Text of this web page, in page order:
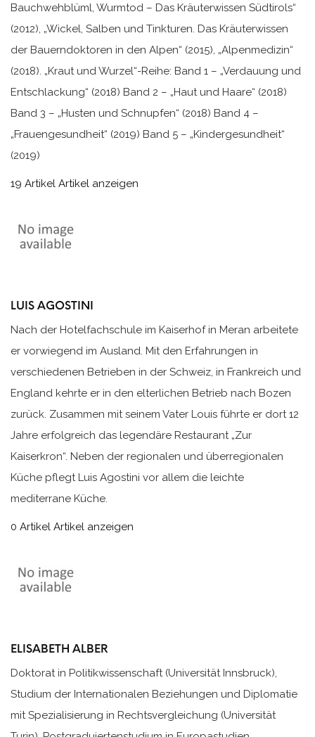
Bauchwehblüml, Wurmtod – Das Kräuterwissen Südtirols“
(2012), „Wickel, Salben und Tinkturen. Das Kräuterwissen
der Bauerndoktoren in den Alpen“ (2015), „Alpenmedizin“
(2018). „Kraut und Wurzel“-Reihe: Band 1 – „Verdauung und
Entschlackung“ (2018) Band 2 – „Haut und Haare“ (2018)
Band 3 – „Husten und Schnupfen“ (2018) Band 4 –
„Frauengesundheit“ (2019) Band 5 – „Kindergesundheit“
(2019)
19 Artikel Artikel anzeigen
LUIS AGOSTINI
Nach der Hotelfachschule im Kaiserhof in Meran arbeitete
er vorwiegend im Ausland. Mit den Erfahrungen in
verschiedenen Betrieben in der Schweiz, in Frankreich und
England kehrte er in den elterlichen Betrieb nach Bozen
zurück. Zusammen mit seinem Vater Louis führte er dort 12
Jahre erfolgreich das legendäre Restaurant „Zur
Kaiserkron“. Neben der regionalen und überregionalen
Küche pflegt Luis Agostini vor allem die leichte
mediterrane Küche.
0 Artikel Artikel anzeigen
ELISABETH ALBER
Doktorat in Politikwissenschaft (Universität Innsbruck),
Studium der Internationalen Beziehungen und Diplomatie
mit Spezialisierung in Rechtsvergleichung (Universität